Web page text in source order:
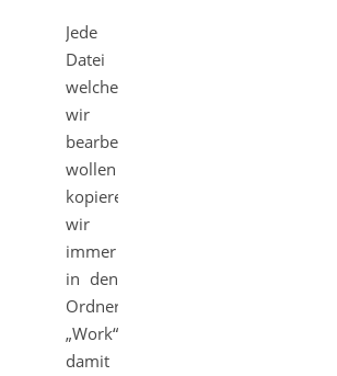
Jede
Datei
welche
wir
bearbeiten
wollen
kopieren
wir
immer
in den
Ordner
„Work“,
damit